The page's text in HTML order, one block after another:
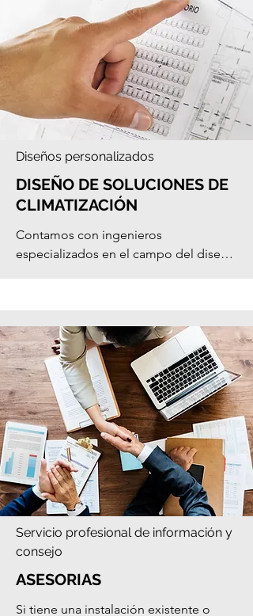
para saber más sobre este servicios.
Diseños personalizados
DISEÑO DE SOLUCIONES DE
CLIMATIZACIÓN
Contamos con ingenieros
especializados en el campo del diseño
vida útil e inversión inicial.
Servicio profesional de información y
consejo
ASESORIAS
Si tiene una instalación existente o